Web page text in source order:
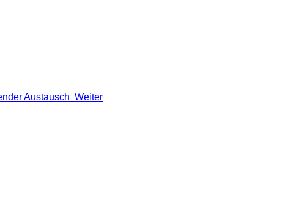
Austausch Weiter